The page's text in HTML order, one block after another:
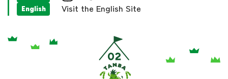
English
Visit the English Site